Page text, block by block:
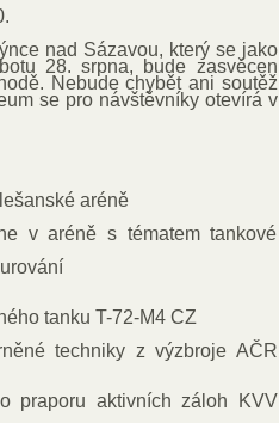
nad Sázavou, který se jako
28. srpna, bude zasvěcen
Nebude chybět ani soutěž
se pro návštěvníky otevírá v
aréně
v aréně s tématem tankové
tanku T-72-M4 CZ
techniky z výzbroje AČR
praporu aktivních záloh KVV